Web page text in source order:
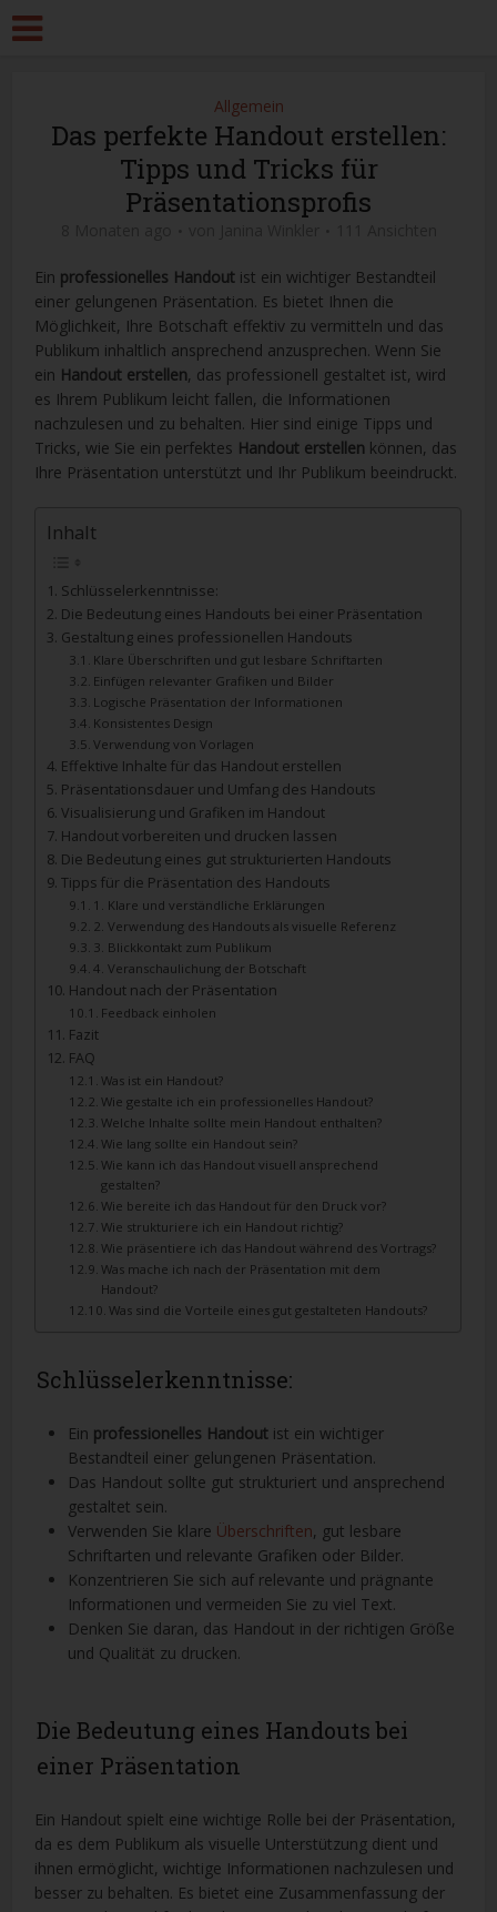
Allgemein
Das perfekte Handout erstellen:
Tipps und Tricks für
Präsentationsprofis
Ein professionelles Handout ist ein wichtiger Bestandteil
einer gelungenen Präsentation. Es bietet Ihnen die
Möglichkeit, Ihre Botschaft effektiv zu vermitteln und das
Publikum inhaltlich ansprechend anzusprechen. Wenn Sie
ein Handout erstellen, das professionell gestaltet ist, wird
es Ihrem Publikum leicht fallen, die Informationen
nachzulesen und zu behalten. Hier sind einige Tipps und
Tricks, wie Sie ein perfektes Handout erstellen können, das
Ihre Präsentation unterstützt und Ihr Publikum beeindruckt.
Inhalt
Schlüsselerkenntnisse:
Die Bedeutung eines Handouts bei einer Präsentation
Gestaltung eines professionellen Handouts
Klare Überschriften und gut lesbare Schriftarten
Einfügen relevanter Grafiken und Bilder
Logische Präsentation der Informationen
Konsistentes Design
Verwendung von Vorlagen
Effektive Inhalte für das Handout erstellen
Präsentationsdauer und Umfang des Handouts
Visualisierung und Grafiken im Handout
Handout vorbereiten und drucken lassen
Die Bedeutung eines gut strukturierten Handouts
Tipps für die Präsentation des Handouts
1. Klare und verständliche Erklärungen
2. Verwendung des Handouts als visuelle Referenz
3. Blickkontakt zum Publikum
4. Veranschaulichung der Botschaft
Handout nach der Präsentation
Feedback einholen
Fazit
FAQ
Was ist ein Handout?
Wie gestalte ich ein professionelles Handout?
Welche Inhalte sollte mein Handout enthalten?
Wie lang sollte ein Handout sein?
Wie kann ich das Handout visuell ansprechend
gestalten?
Wie bereite ich das Handout für den Druck vor?
Wie strukturiere ich ein Handout richtig?
Wie präsentiere ich das Handout während des Vortrags?
Was mache ich nach der Präsentation mit dem
Handout?
Was sind die Vorteile eines gut gestalteten Handouts?
Schlüsselerkenntnisse:
Ein professionelles Handout ist ein wichtiger
Bestandteil einer gelungenen Präsentation.
Das Handout sollte gut strukturiert und ansprechend
gestaltet sein.
Verwenden Sie klare Überschriften, gut lesbare
Schriftarten und relevante Grafiken oder Bilder.
Konzentrieren Sie sich auf relevante und prägnante
Informationen und vermeiden Sie zu viel Text.
Denken Sie daran, das Handout in der richtigen Größe
und Qualität zu drucken.
Die Bedeutung eines Handouts bei
einer Präsentation
Ein Handout spielt eine wichtige Rolle bei der Präsentation,
da es dem Publikum als visuelle Unterstützung dient und
ihnen ermöglicht, wichtige Informationen nachzulesen und
besser zu behalten. Es bietet eine Zusammenfassung der